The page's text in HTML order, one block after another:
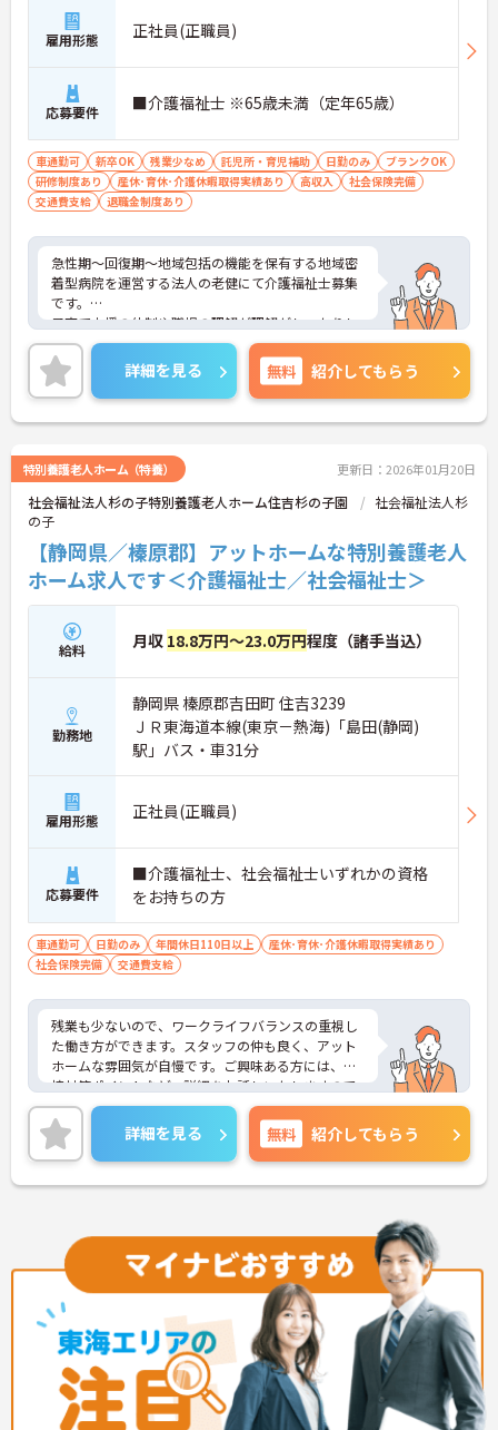
雇用形態 正社員(正職員)
応募要件 ■介護福祉士 ※65歳未満（定年65歳）
車通勤可 新卒OK 残業少なめ 託児所・育児補助 日勤のみ
ブランクOK
研修制度あり
産休･育休･介護休暇取得実績あり 高収入
社会保険完備
交通費支給
退職金制度あり
急性期～回復期～地域包括の機能を保有する地域密
着型病院を運営する法人の老健にて介護福祉士募集
です。
子育て支援の体制や職場の理解が理解がしっかりし
ており、長く勤めたい方にオススメです♪
ご興味ある方には、面接対策ポイントなど、さらに
詳細をお話しいたしますのでお気軽にご相談くださ
い。
詳細を見る 無料 紹介してもらう
特別養護老人ホーム（特養） 更新日：2026年01月20日
社会福祉法人杉の子特別養護老人ホーム住吉杉の子園
社会福祉法人杉
の子
【静岡県／榛原郡】アットホームな特別養護老人
ホーム求人です＜介護福祉士／社会福祉士＞
給料 月収 18.8万円～23.0万円程度（諸手当込）
勤務地
静岡県 榛原郡吉田町 住吉3239
ＪＲ東海道本線(東京－熱海)「島田(静岡)
駅」バス・車31分
雇用形態 正社員(正職員)
応募要件
■介護福祉士、社会福祉士いずれかの資格
をお持ちの方
車通勤可 日勤のみ 年間休日110日以上
産休･育休･介護休暇取得実績あり
社会保険完備
交通費支給
残業も少ないので、ワークライフバランスの重視し
た働き方ができます。スタッフの仲も良く、アット
ホームな雰囲気が自慢です。ご興味ある方には、面
接対策ポイントなど、詳細をお話しいたしますので
お気軽にご相談ください。
詳細を見る 無料 紹介してもらう